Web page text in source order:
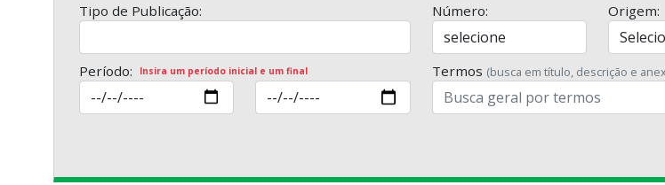
Tipo de Publicação: Número: Origem:
Período: Insira um período inicial e um final Termos (busca em título, descrição e